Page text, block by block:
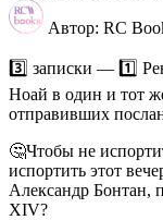
Автор: RC
3️⃣ записки — 1️⃣
Ноай в один и тот
отправивших
🤔Чтобы не
испортить этот
Александр Бонтан,
XIV?